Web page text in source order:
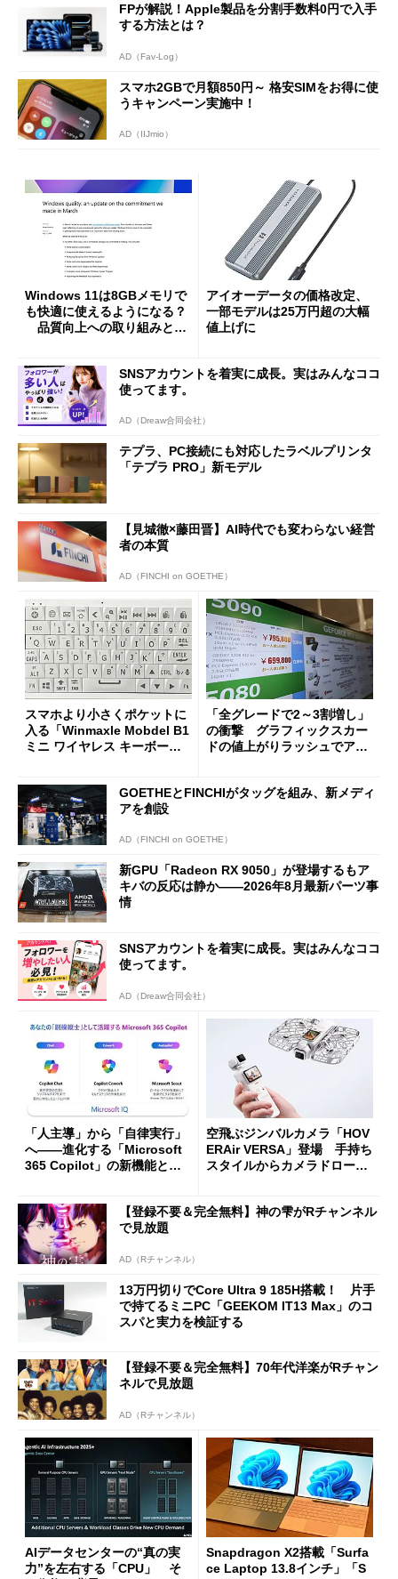
FPが解説！Apple製品を分割手数料0円で入手
する方法とは？
AD（Fav-Log）
スマホ2GBで月額850円～ 格安SIMをお得に使
うキャンペーン実施中！
AD（IIJmio）
Windows 11は8GBメモリで
も快適に使えるようになる？
品質向上への取り組みと
アイオーデータの価格改定、
一部モデルは25万円超の大幅
値上げに
SNSアカウントを着実に成長。実はみんなココ
使ってます。
AD（Dreaw合同会社）
テプラ、PC接続にも対応したラベルプリンタ
「テプラ PRO」新モデル
【見城徹×藤田晋】AI時代でも変わらない経営
者の本質
AD（FINCHI on GOETHE）
スマホより小さくポケットに
入る「Winmaxle Mobdel B1
ミニ ワイヤレス キーボー
「全グレードで2～3割増し」
の衝撃 グラフィックスカー
ドの値上がりラッシュでアキ
GOETHEとFINCHIがタッグを組み、新メディ
アを創設
AD（FINCHI on GOETHE）
新GPU「Radeon RX 9050」が登場するもア
キバの反応は静か――2026年8月最新パーツ事
情
SNSアカウントを着実に成長。実はみんなココ
使ってます。
AD（Dreaw合同会社）
「人主導」から「自律実行」
へ――進化する「Microsoft
365 Copilot」の新機能とエ
空飛ぶジンバルカメラ「HOV
ERAir VERSA」登場 手持ち
スタイルからカメラドローン
【登録不要＆完全無料】神の雫がRチャンネル
で見放題
AD（Rチャンネル）
13万円切りでCore Ultra 9 185H搭載！ 片手
で持てるミニPC「GEEKOM IT13 Max」のコ
スパと実力を検証する
【登録不要＆完全無料】70年代洋楽がRチャン
ネルで見放題
AD（Rチャンネル）
AIデータセンターの“真の実
力”を左右する「CPU」 そ
Snapdragon X2搭載「Surfa
ce Laptop 13.8インチ」「S